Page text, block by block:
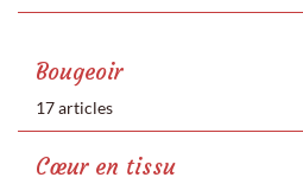
Bougeoir
17 articles
Cœur en tissu